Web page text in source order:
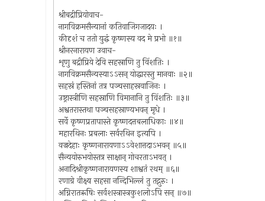
श्रीबद्रीप्रियोवाच-
नागविक्रमसैन्यानां कतिवाजिगजादयः ।
कीदृशं च ततो युद्धं कृष्णस्य वद मे प्रभो ॥१॥
श्रीनरनारायण उवाच-
शृणु बद्रीप्रिये देवि सहस्राणि तु विंशतिः ।
नागविक्रमसैन्यस्याऽऽसन् योद्धारस्तु मानवाः ॥२॥
सहस्रं हस्तिनां तत्र पञ्चसाहस्रवाजिनः ।
उष्ट्रास्त्रीणि सहस्राणि विमानानि तु विंशतिः ॥३॥
अश्वतरास्तथा पञ्चसहस्राण्यभवन् मृधे ।
सर्वे कृष्णप्रतापास्ते कृष्णदत्तबलाधिकाः ॥४॥
महारथिनः प्रबलाः सर्वरथिन इत्यपि ।
वज्रदेहाः कृष्णनारायणाऽऽवेशात्तदाऽभवन् ॥५॥
सैन्ययोरुभयोस्तत्र साक्षान् गोचरताऽभवत् ।
अनादिश्रीकृष्णनारायणस्य शाश्वतं रथम् ॥६॥
रणाग्रे वीक्ष्य सहसा नन्दिभिल्लं तु तद्गुरुः ।
अग्निरातऋषिः सर्वशस्त्रास्त्रकुशलोऽपि सन् ॥७॥